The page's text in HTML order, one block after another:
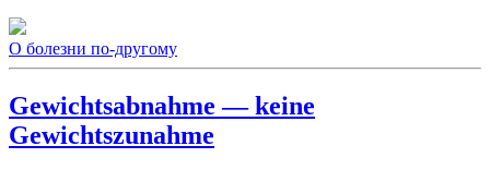
О болезни по-другому
Gewichtsabnahme — keine
Gewichtszunahme